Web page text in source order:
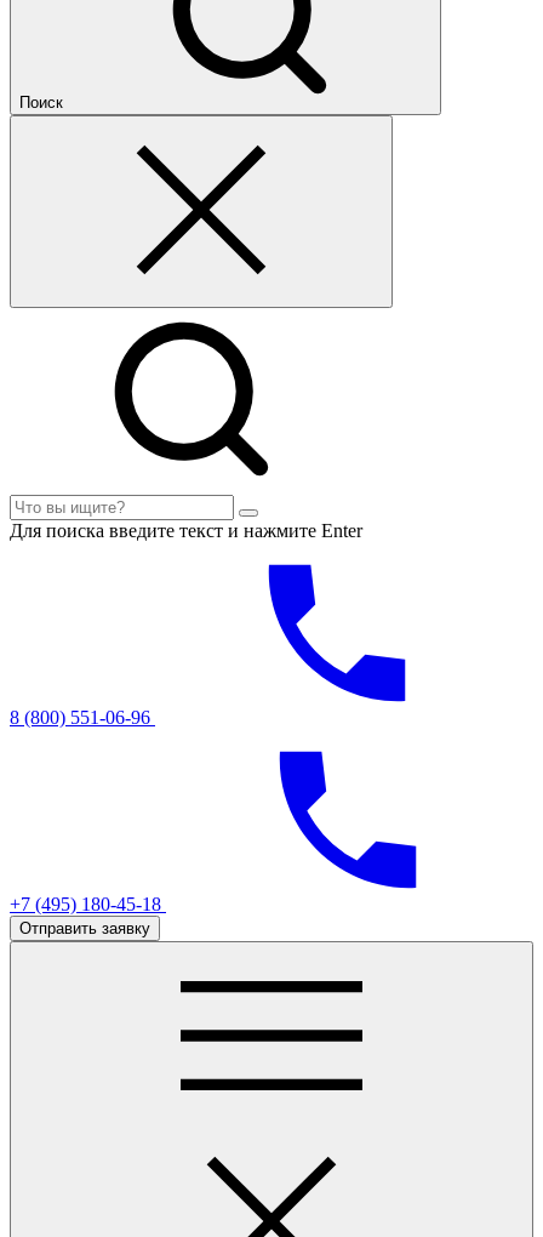
Поиск
Для поиска введите текст и нажмите Enter
8 (800) 551-06-96
+7 (495) 180-45-18
Отправить заявку